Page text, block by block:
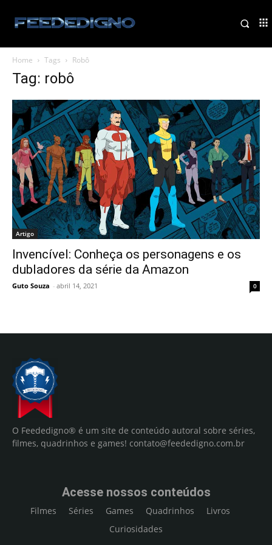
Home Tags Robô
Tag: robô
Artigo
Invencível: Conheça os personagens e os
dubladores da série da Amazon
Guto Souza - abril 14, 2021 0
O Feededigno® é um site de conteúdo autoral sobre séries,
filmes, quadrinhos e games! contato@feededigno.com.br
Acesse nossos conteúdos
Filmes Séries Games Quadrinhos
Livros
Curiosidades